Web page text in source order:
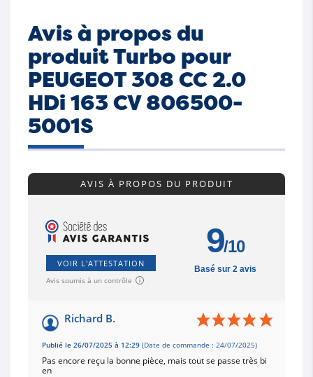
Avis à propos du
produit Turbo pour
PEUGEOT 308 CC 2.0
HDi 163 CV 806500-
5001S
AVIS À PROPOS DU PRODUIT
VOIR L'ATTESTATION
Avis soumis à un contrôle
9/10
Basé sur 2 avis
Richard B.
Publié le 26/07/2025 à 12:29 (Date de commande : 24/07/2025)
Pas encore reçu la bonne pièce, mais tout se passe très bi
en